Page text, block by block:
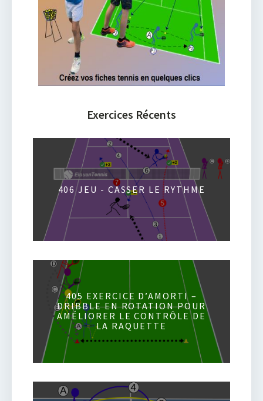
Exercices Récents
406 JEU - CASSER LE RYTHME
405 EXERCICE D’AMORTI –
DRIBBLE EN ROTATION POUR
AMÉLIORER LE CONTRÔLE DE
LA RAQUETTE